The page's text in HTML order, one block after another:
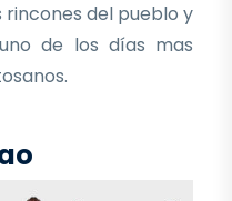
del pueblo y
de los días mas